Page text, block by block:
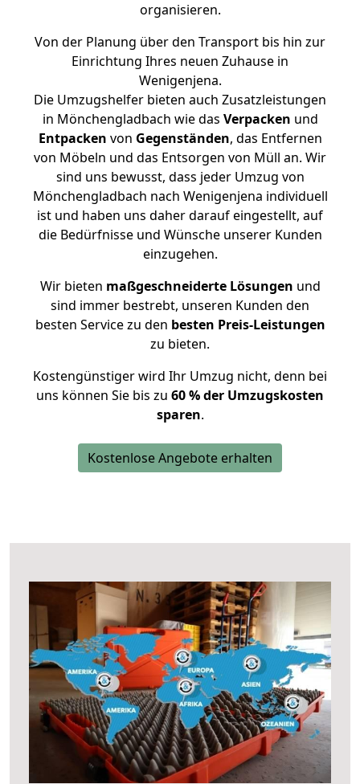
organisieren.
Von der Planung über den Transport bis hin zur
Einrichtung Ihres neuen Zuhause in
Wenigenjena.
Die Umzugshelfer bieten auch Zusatzleistungen
in Mönchengladbach wie das Verpacken und
Entpacken von Gegenständen, das Entfernen
von Möbeln und das Entsorgen von Müll an. Wir
sind uns bewusst, dass jeder Umzug von
Mönchengladbach nach Wenigenjena individuell
ist und haben uns daher darauf eingestellt, auf
die Bedürfnisse und Wünsche unserer Kunden
einzugehen.
Wir bieten maßgeschneiderte Lösungen und
sind immer bestrebt, unseren Kunden den
besten Service zu den besten Preis-Leistungen
zu bieten.
Kostengünstiger wird Ihr Umzug nicht, denn bei
uns können Sie bis zu 60 % der Umzugskosten
sparen.
Kostenlose Angebote erhalten